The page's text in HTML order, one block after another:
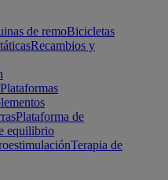
de remoBicicletas
Recambios y
Plataformas
Plataforma de
equilibrio
Terapia de